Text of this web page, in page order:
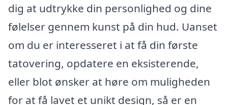
dig at udtrykke din personlighed og dine
følelser gennem kunst på din hud. Uanset
om du er interesseret i at få din første
tatovering, opdatere en eksisterende,
eller blot ønsker at høre om muligheden
for at få lavet et unikt design, så er en